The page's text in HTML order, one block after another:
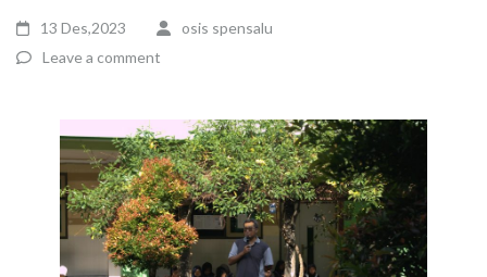
13 Des,2023
osis spensalu
Leave a comment